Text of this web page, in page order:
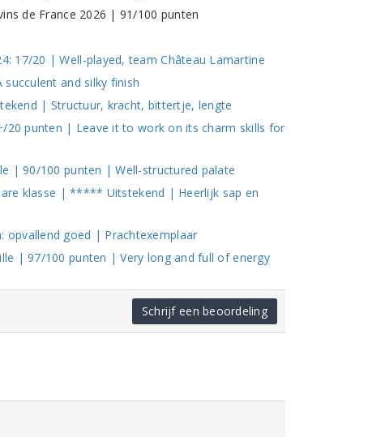
de France 2026 | 91/100 punten
17/20 | Well-played, team Château Lamartine
and silky finish
| Structuur, kracht, bittertje, lengte
20 punten | Leave it to work on its charm skills for
| 90/100 punten | Well-structured palate
klasse | ***** Uitstekend | Heerlijk sap en
opvallend goed | Prachtexemplaar
| 97/100 punten | Very long and full of energy
Schrijf een beoordeling